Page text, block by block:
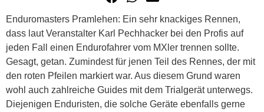
Enduromasters Pramlehen: Ein sehr knackiges Rennen,
dass laut Veranstalter Karl Pechhacker bei den Profis auf
jeden Fall einen Endurofahrer vom MXler trennen sollte.
Gesagt, getan. Zumindest für jenen Teil des Rennes, der mit
den roten Pfeilen markiert war. Aus diesem Grund waren
wohl auch zahlreiche Guides mit dem Trialgerät unterwegs.
Diejenigen Enduristen, die solche Geräte ebenfalls gerne